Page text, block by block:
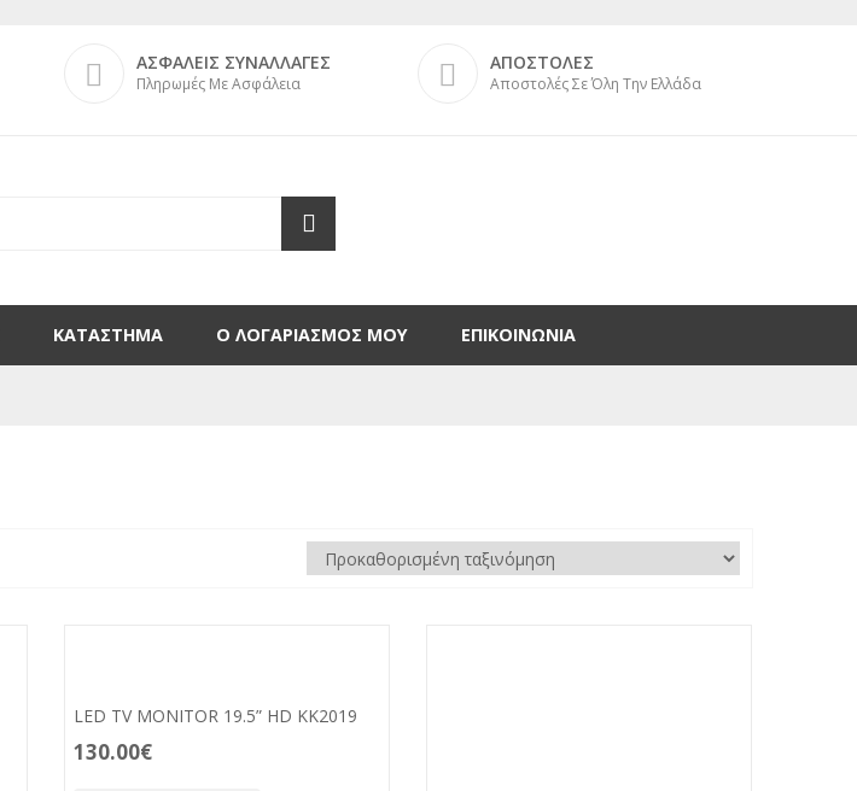
ΑΣΦΑΛΕΙΣ ΣΥΝΑΛΛΑΓΕΣ
Πληρωμές Με Ασφάλεια
ΑΠΟΣΤΟΛΕΣ
Αποστολές Σε Όλη Την Ελλάδα
ΚΑΤΑΣΤΗΜΑ Ο ΛΟΓΑΡΙΑΣΜΟΣ ΜΟΥ ΕΠΙΚΟΙΝΩΝΙΑ
LED TV MONITOR 19.5” HD KK2019
130.00€